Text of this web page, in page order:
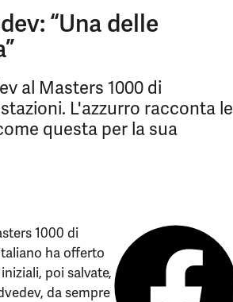
“Una delle
al Masters 1000 di
L'azzurro racconta le
questa per la sua
1000 di
ha offerto
poi salvate,
da sempre